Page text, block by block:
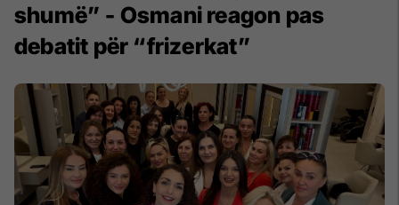
shumë” - Osmani reagon pas
debatit për “frizerkat”